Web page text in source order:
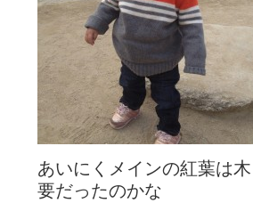
あいにくメインの紅葉は
要だったのかな